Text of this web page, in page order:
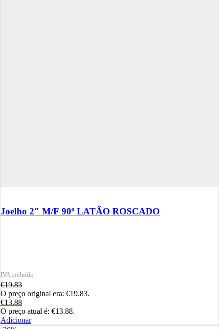
Joelho 2″ M/F 90º LATÃO ROSCADO
€19.83
O preço original era: €19.83.
€13.88
O preço atual é: €13.88.
Adicionar